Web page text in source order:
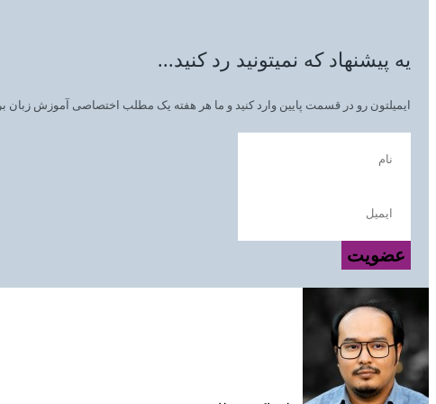
یه پیشنهاد که نمیتونید رد کنید...
ایمیلتون رو در قسمت پایین وارد کنید و ما هر هفته یک مطلب اختصاصی آموزش زبان
عضویت